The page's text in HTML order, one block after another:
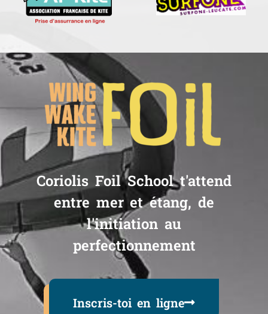
Coriolis Foil School t'attend
entre mer et étang, de
l'initiation au
perfectionnement
Inscris-toi en ligne